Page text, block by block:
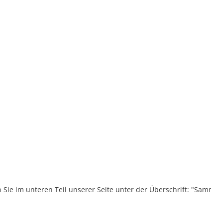
im unteren Teil unserer Seite unter der Überschrift: